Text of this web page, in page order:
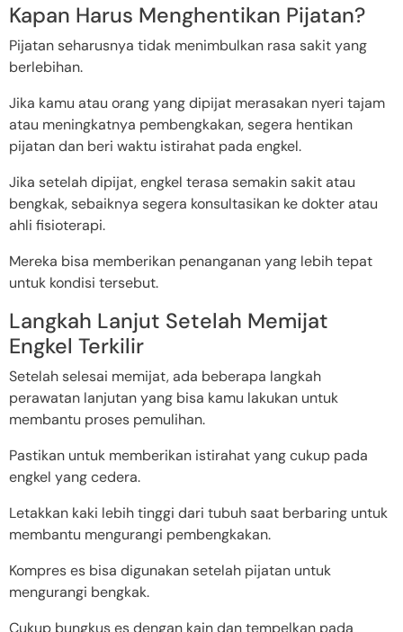
Kapan Harus Menghentikan Pijatan?
Pijatan seharusnya tidak menimbulkan rasa sakit yang
berlebihan.
Jika kamu atau orang yang dipijat merasakan nyeri tajam
atau meningkatnya pembengkakan, segera hentikan
pijatan dan beri waktu istirahat pada engkel.
Jika setelah dipijat, engkel terasa semakin sakit atau
bengkak, sebaiknya segera konsultasikan ke dokter atau
ahli fisioterapi.
Mereka bisa memberikan penanganan yang lebih tepat
untuk kondisi tersebut.
Langkah Lanjut Setelah Memijat
Engkel Terkilir
Setelah selesai memijat, ada beberapa langkah
perawatan lanjutan yang bisa kamu lakukan untuk
membantu proses pemulihan.
Pastikan untuk memberikan istirahat yang cukup pada
engkel yang cedera.
Letakkan kaki lebih tinggi dari tubuh saat berbaring untuk
membantu mengurangi pembengkakan.
Kompres es bisa digunakan setelah pijatan untuk
mengurangi bengkak.
Cukup bungkus es dengan kain dan tempelkan pada